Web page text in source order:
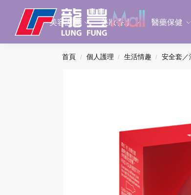
美容護膚 美妝香水 醫藥保健
Search
首頁 / 個人護理 / 生活情趣 / 安全套／